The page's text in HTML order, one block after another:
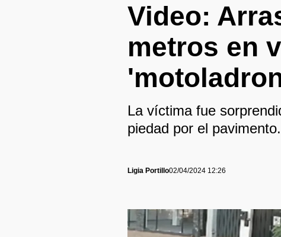
Video:
metros en
La víctima fue
piedad por el pavimento.
Ligia Portillo02/04/2024 12:26